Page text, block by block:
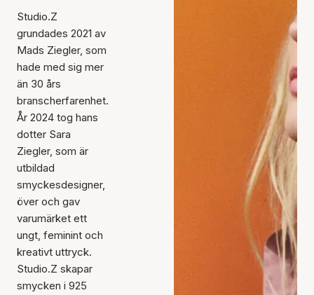
Studio.Z
grundades 2021 av
Mads Ziegler, som
hade med sig mer
än 30 års
branscherfarenhet.
År 2024 tog hans
dotter Sara
Ziegler, som är
utbildad
smyckesdesigner,
över och gav
varumärket ett
ungt, feminint och
kreativt uttryck.
Studio.Z skapar
smycken i 925